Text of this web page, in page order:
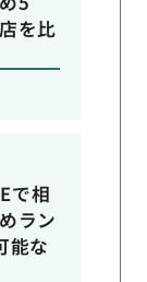
を比
で相
ラン
能な